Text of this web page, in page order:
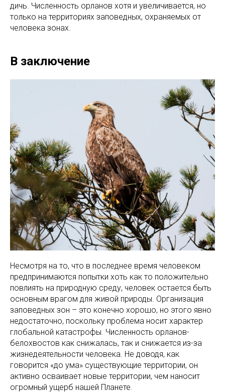
дичь. Численность орланов хотя и увеличивается, но
только на территориях заповедных, охраняемых от
человека зонах.
В заключение
Несмотря на то, что в последнее время человеком
предпринимаются попытки хоть как то положительно
повлиять на природную среду, человек остается быть
основным врагом для живой природы. Организация
заповедных зон – это конечно хорошо, но этого явно
недостаточно, поскольку проблема носит характер
глобальной катастрофы. Численность орланов-
белохвостов как снижалась, так и снижается из-за
жизнедеятельности человека. Не доводя, как
говорится «до ума» существующие территории, он
активно осваивает новые территории, чем наносит
огромный ущерб нашей Планете.